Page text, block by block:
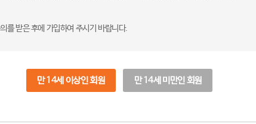
를 받은 후에 가입하여 주시기 바랍니다.
만 14세 이상인 회원 만 14세 미만인 회원